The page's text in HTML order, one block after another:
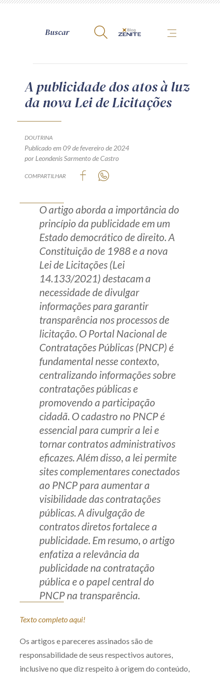
A Zênite
Como publicar conosco
Termos de uso
Guia de Direitos dos Titulares de Dados
Produtos e serviços
Zênite Fácil IA
Zênite Play
Orientação por Escrito
Mentoria Zênite
Capacitação
Zênite Online
Eventos presenciais
Zênite in Company
Diferenciais
Av. Sete de Setembro, 4698
Batel
Curitiba PR 80240-000
Telefone (41) 2109-8666
Whatsapp (41) 98881-6616
A publicidade dos atos à luz
da nova Lei de Licitações
DOUTRINA
Publicado em 09 de fevereiro de 2024
por Leondenis Sarmento de Castro
COMPARTILHAR
O artigo aborda a importância do
princípio da publicidade em um
Estado democrático de direito. A
Constituição de 1988 e a nova
Lei de Licitações (Lei
14.133/2021) destacam a
necessidade de divulgar
informações para garantir
transparência nos processos de
licitação. O Portal Nacional de
Contratações Públicas (PNCP) é
fundamental nesse contexto,
centralizando informações sobre
contratações públicas e
promovendo a participação
cidadã. O cadastro no PNCP é
essencial para cumprir a lei e
tornar contratos administrativos
eficazes. Além disso, a lei permite
sites complementares conectados
ao PNCP para aumentar a
visibilidade das contratações
públicas. A divulgação de
contratos diretos fortalece a
publicidade. Em resumo, o artigo
enfatiza a relevância da
publicidade na contratação
pública e o papel central do
PNCP na transparência.
Texto completo aqui!
Os artigos e pareceres assinados são de
responsabilidade de seus respectivos autores,
inclusive no que diz respeito à origem do conteúdo,